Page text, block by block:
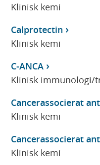
Klinisk kemi
Calprotectin
Klinisk kemi
C-ANCA
Klinisk immunologi/
Cancerassocierat
Klinisk kemi
Cancerassocierat
Klinisk kemi